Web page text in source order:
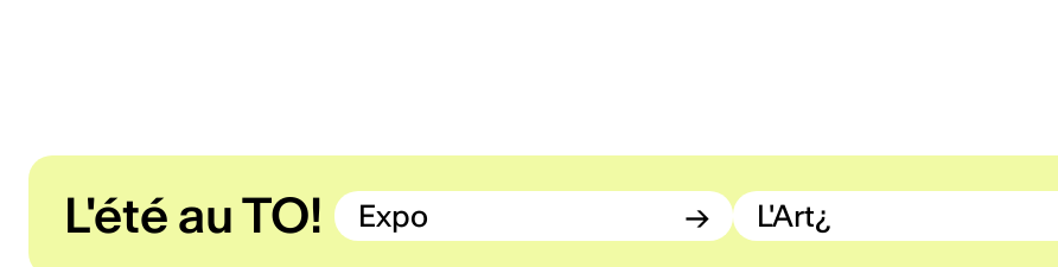
L'été au TO! Expo → L'Art¿